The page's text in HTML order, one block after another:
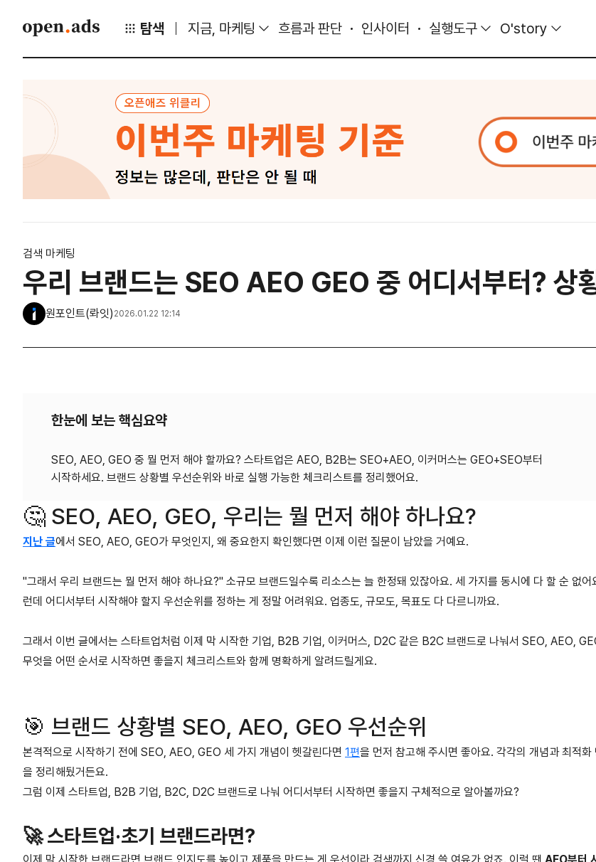
탐색 지금, 마케팅 흐름과 판단 인사이터 실행도구 O'story
검색 마케팅
우리 브랜드는 SEO AEO GEO 중 어디서부터? 상
원포인트(롸잇) 2026.01.22 12:14
한눈에 보는 핵심요약
SEO, AEO, GEO 중 뭘 먼저 해야 할까요? 스타트업은 AEO, B2B는 SEO+AEO, 이커머스는 GEO+SEO부터
🤔 SEO, AEO, GEO, 우리는 뭘 먼저 해야 하나요?
지난 글에서 SEO, AEO, GEO가 무엇인지, 왜 중요한지 확인했다면 이제 이런 질문이 남았을 거예요.
"그래서 우리 브랜드는 뭘 먼저 해야 하나요?" 소규모 브랜드일수록 리소스는 늘 한정돼 있잖아요. 세 가지를 동시에 다 할 순 없어
런데 어디서부터 시작해야 할지 우선순위를 정하는 게 정말 어려워요. 업종도, 규모도, 목표도 다 다르니까요.
그래서 이번 글에서는 스타트업처럼 이제 막 시작한 기업, B2B 기업, 이커머스, D2C 같은 B2C 브랜드로 나눠서 SEO, AEO,
무엇을 어떤 순서로 시작하면 좋을지 체크리스트와 함께 명확하게 알려드릴게요.
🎯 브랜드 상황별 SEO, AEO, GEO 우선순위
본격적으로 시작하기 전에 SEO, AEO, GEO 세 가지 개념이 헷갈린다면 1편을 먼저 참고해 주시면 좋아요. 각각의 개념과 최적화
을 정리해뒀거든요.
그럼 이제 스타트업, B2B 기업, B2C, D2C 브랜드로 나눠 어디서부터 시작하면 좋을지 구체적으로 알아볼까요?
🚀 스타트업·초기 브랜드라면?